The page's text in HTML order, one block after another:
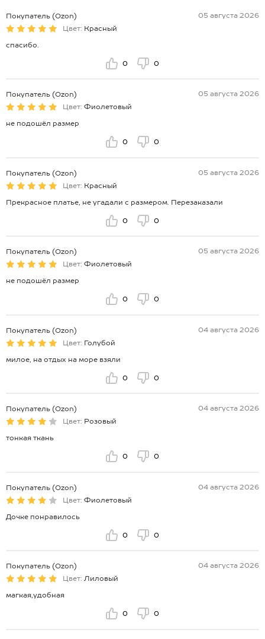
Покупатель (Ozon)
05 августа 2026
Цвет: Красный
спасибо.
0 0
Покупатель (Ozon)
05 августа 2026
Цвет: Фиолетовый
не подошёл размер
0 0
Покупатель (Ozon)
05 августа 2026
Цвет: Красный
Прекрасное платье, не угадали с размером. Перезаказали
0 0
Покупатель (Ozon)
05 августа 2026
Цвет: Фиолетовый
не подошёл размер
0 0
Покупатель (Ozon)
04 августа 2026
Цвет: Голубой
милое, на отдых на море взяли
0 0
Покупатель (Ozon)
04 августа 2026
Цвет: Розовый
тонкая ткань
0 0
Покупатель (Ozon)
04 августа 2026
Цвет: Фиолетовый
Дочке понравилось
0 0
Покупатель (Ozon)
04 августа 2026
Цвет: Лиловый
магкая,удобная
0 0